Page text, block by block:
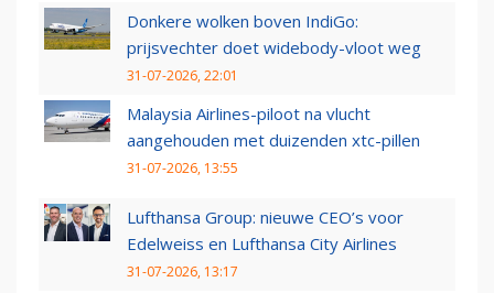
Donkere wolken boven IndiGo:
prijsvechter doet widebody-vloot weg
31-07-2026, 22:01
Malaysia Airlines-piloot na vlucht
aangehouden met duizenden xtc-pillen
31-07-2026, 13:55
Lufthansa Group: nieuwe CEO’s voor
Edelweiss en Lufthansa City Airlines
31-07-2026, 13:17